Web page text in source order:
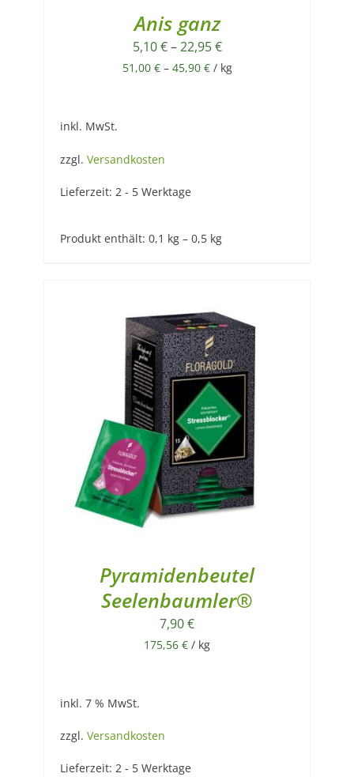
Anis ganz
5,10€–22,95€
51,00 €– 45,90 €/ kg
inkl. MwSt.
zzgl. Versandkosten
Lieferzeit: 2 - 5 Werktage
Produkt enthält: 0,1 kg – 0,5 kg
Pyramidenbeutel
Seelenbaumler®
7,90€
175,56 € / kg
inkl. 7 % MwSt.
zzgl. Versandkosten
Lieferzeit: 2 - 5 Werktage